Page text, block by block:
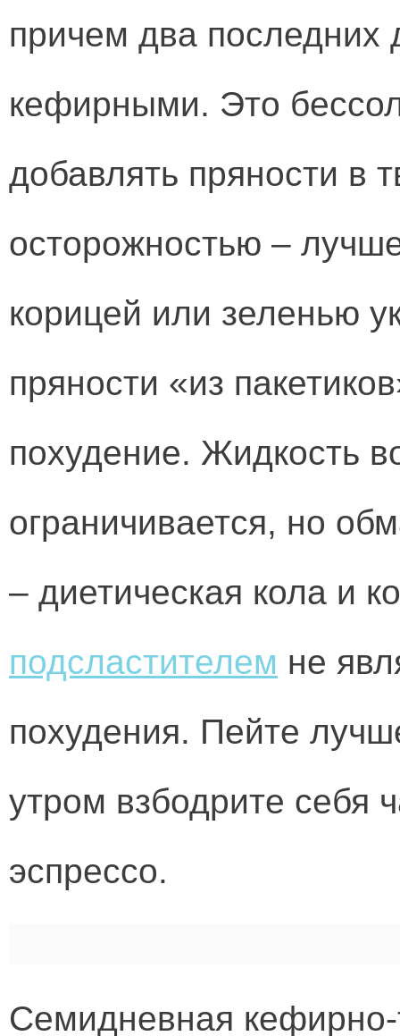
причем два
кефирными. Это
добавлять пряности в
осторожностью –
корицей или зеленью
пряности «из
похудение. Жидкость
ограничивается, но
– диетическая кола и
подсластителем не
похудения. Пейте
утром взбодрите себя
эспрессо.
Семидневная